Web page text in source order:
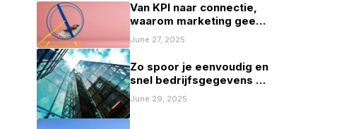
Van KPI naar connectie,
waarom marketing geen
spelletje scoren mag zijn
June 27, 2025
Zo spoor je eenvoudig en
snel bedrijfsgegevens op
in Nederland
June 29, 2025